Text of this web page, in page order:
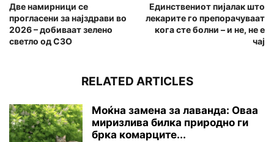
Две намирници се
прогласени за најздрави во
2026 – добиваат зелено
светло од СЗО
Единствениот пијалак што
лекарите го препорачуваат
кога сте болни – и не, не е
чај
RELATED ARTICLES
Моќна замена за лаванда: Оваа
миризлива билка природно ги
брка комарците...